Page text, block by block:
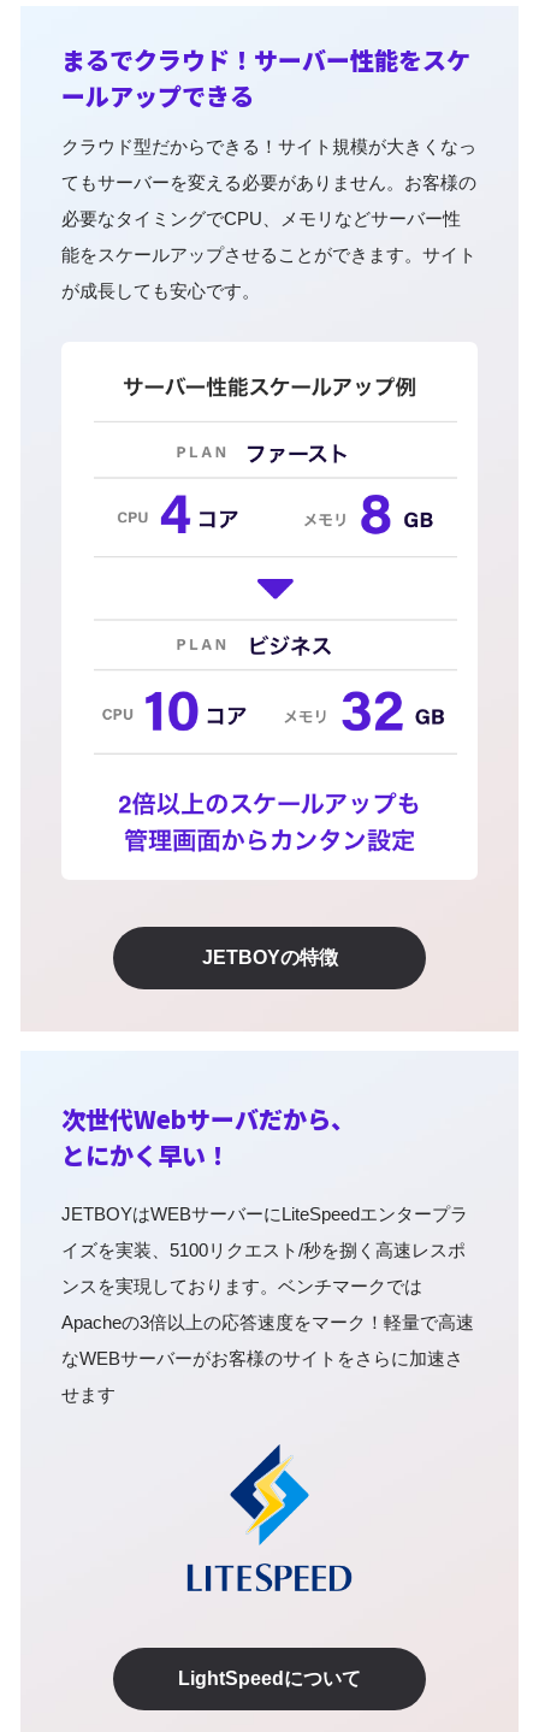
まるでクラウド！サーバー性能をスケ
ールアップできる
クラウド型だからできる！サイト規模が大きくなっ
てもサーバーを変える必要がありません。お客様の
必要なタイミングでCPU、メモリなどサーバー性
能をスケールアップさせることができます。サイト
が成長しても安心です。
JETBOYの特徴
次世代Webサーバだから、
とにかく早い！
JETBOYはWEBサーバーにLiteSpeedエンタープラ
イズを実装、5100リクエスト/秒を捌く高速レスポ
ンスを実現しております。ベンチマークでは
Apacheの3倍以上の応答速度をマーク！軽量で高速
なWEBサーバーがお客様のサイトをさらに加速さ
せます
LightSpeedについて